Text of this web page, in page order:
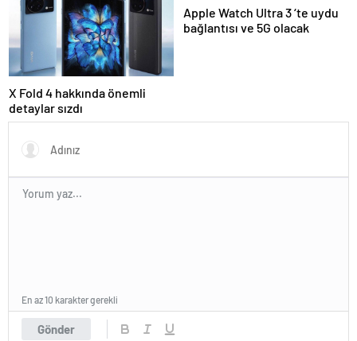
X Fold 4 hakkında önemli
detaylar sızdı
Apple Watch Ultra 3 ‘te uydu
bağlantısı ve 5G olacak
Gönder
En az 10 karakter gerekli